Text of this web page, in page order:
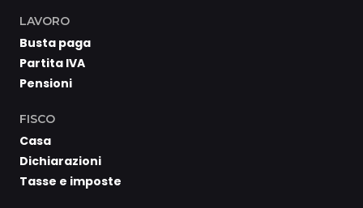
LAVORO
Busta paga
Partita IVA
Pensioni
FISCO
Casa
Dichiarazioni
Tasse e imposte